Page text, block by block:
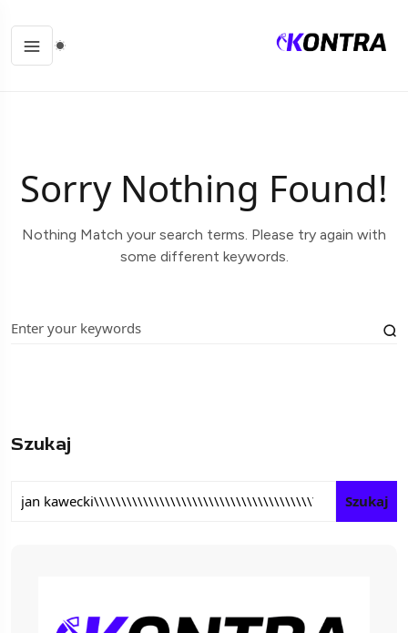
Sorry Nothing Found!
Nothing Match your search terms. Please try again with
some different keywords.
Szukaj
Szukaj